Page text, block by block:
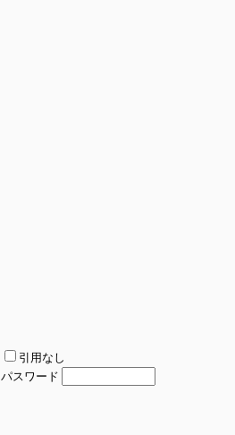
引用なし
パスワード